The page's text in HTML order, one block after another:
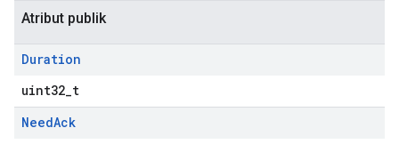
Atribut publik
Duration
uint32_t
NeedAck